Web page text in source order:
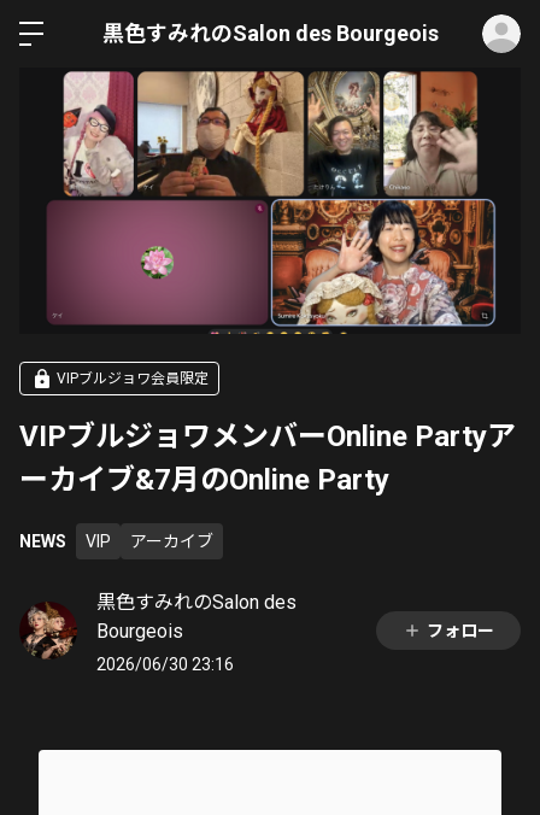
黒色すみれのSalon des Bourgeois
VIPブルジョワ会員限定
VIPブルジョワメンバーOnline Partyア
ーカイブ&7月のOnline Party
NEWS VIP アーカイブ
黒色すみれのSalon des
Bourgeois
2026/06/30 23:16
フォロー